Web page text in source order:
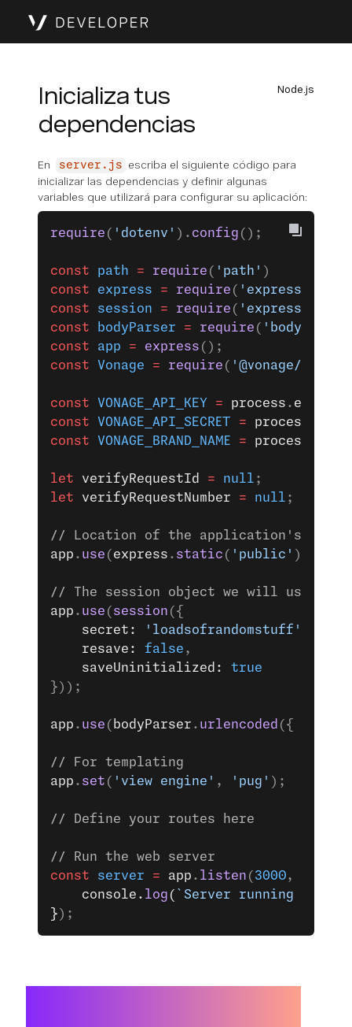
Node.js
Inicializa tus
dependencias
En server.js
escriba el siguiente código para
inicializar las dependencias y definir algunas
variables que utilizará para configurar su aplicación:
require ( 'dotenv' ). config ();
const path = require ( 'path' )
const express = require ( 'express'
const session = require ( 'express-
const bodyParser = require ( 'body-
const app = express ();
const Vonage = require ( '@vonage/
const VONAGE_API_KEY = process . env
const VONAGE_API_SECRET = process
const VONAGE_BRAND_NAME = process
let verifyRequestId = null ;
let verifyRequestNumber = null ;
// Location of the application's CSS
app . use ( express . static ( 'public' ));
// The session object we will use to
app . use ( session ({
    secret:
'loadsofrandomstuff'
    resave:
false ,
    saveUninitialized:
true
}));
app . use ( bodyParser . urlencoded ({
// For templating
app . set ( 'view engine' , 'pug' );
// Define your routes here
// Run the web server
const server = app . listen ( 3000, ()
    console.
log ( `Server running on
} );